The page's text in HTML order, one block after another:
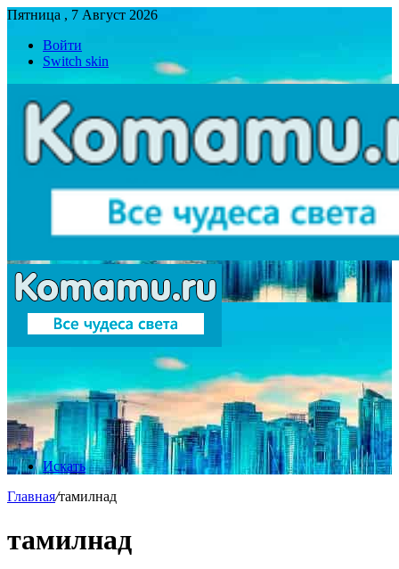
Пятница , 7 Август 2026
Войти
Switch skin
Искать
Главная/тамилнад
тамилнад